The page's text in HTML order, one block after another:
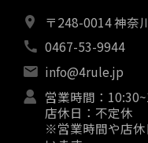
〒248-0014 神奈
0467-53-9944
info@4rule.jp
営業時間：
店休日：不定休
※営業時間や店休